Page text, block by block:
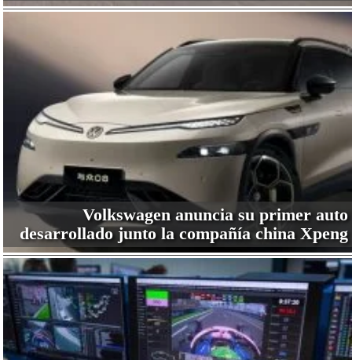
Volkswagen anuncia su primer auto
desarrollado junto la compañía china Xpeng